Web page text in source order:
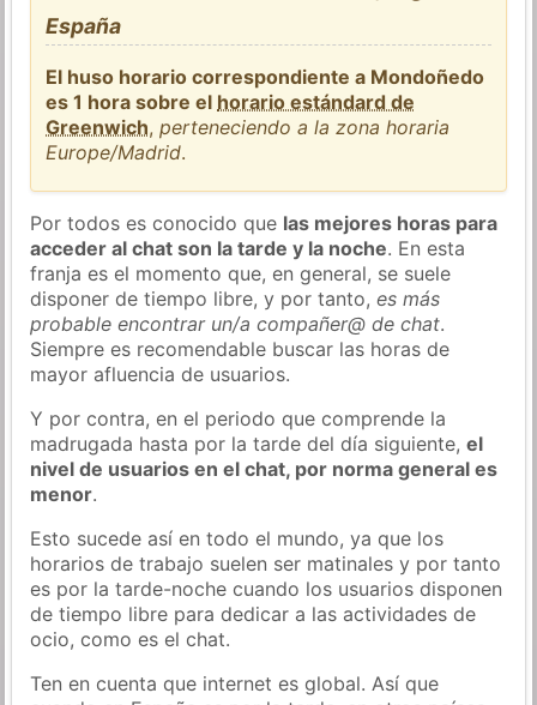
España
El huso horario correspondiente a Mondoñedo
es 1 hora sobre el horario estándard de
Greenwich,perteneciendo a la zona horaria
Europe/Madrid.
Por todos es conocido que las mejores horas para
acceder al chat son la tarde y la noche. En esta
franja es el momento que, en general, se suele
disponer de tiempo libre, y por tanto,es más
probable encontrar un/a compañer@ de chat.
Siempre es recomendable buscar las horas de
mayor afluencia de usuarios.
Y por contra, en el periodo que comprende la
madrugada hasta por la tarde del día siguiente,el
nivel de usuarios en el chat, por norma general es
menor.
Esto sucede así en todo el mundo, ya que los
horarios de trabajo suelen ser matinales y por tanto
es por la tarde-noche cuando los usuarios disponen
de tiempo libre para dedicar a las actividades de
ocio, como es el chat.
Ten en cuenta que internet es global. Así que